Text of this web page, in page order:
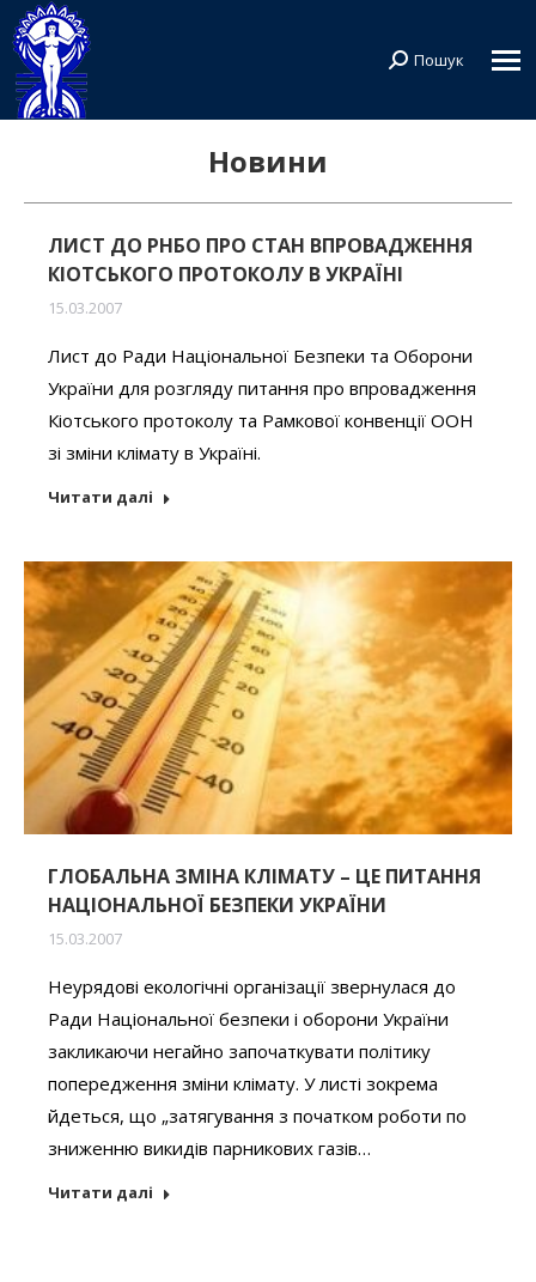
Search:
Пошук
Новини
ЛИСТ ДО РHБО ПРО СТАН ВПРОВАДЖЕННЯ
КІОТСЬКОГО ПРОТОКОЛУ В УКРАЇНІ
15.03.2007
Лист до Ради Національної Безпеки та Оборони
України для розгляду питання про впровадження
Кіотського протоколу та Рамкової конвенції ООН
зі зміни клімату в Україні.
Читати далі
ГЛОБАЛЬНА ЗМІНА КЛІМАТУ – ЦЕ ПИТАННЯ
НАЦІОНАЛЬНОЇ БЕЗПЕКИ УКРАЇНИ
15.03.2007
Неурядові екологічні організації звернулася до
Ради Національної безпеки і оборони України
закликаючи негайно започаткувати політику
попередження зміни клімату. У листі зокрема
йдеться, що „затягування з початком роботи по
зниженню викидів парникових газів…
Читати далі